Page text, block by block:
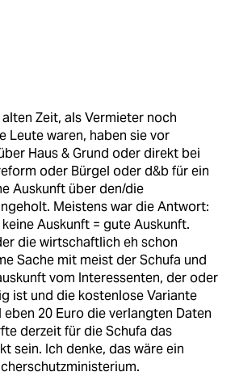
Zeit, als Vermieter noch
Leute waren, haben sie vor
Haus & Grund oder direkt bei
oder Bürgel oder d&b für ein
Auskunft über den/die
Meistens war die Antwort:
Auskunft = gute Auskunft.
die wirtschaftlich eh schon
Sache mit meist der Schufa und
vom Interessenten, der oder
ist und die kostenlose Variante
20 Euro die verlangten Daten
derzeit für die Schufa das
sein. Ich denke, das wäre ein